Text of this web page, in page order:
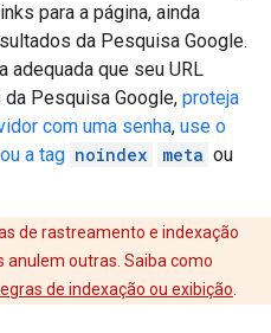
para a página, ainda
da Pesquisa Google.
adequada que seu URL
Pesquisa Google, proteja
com uma senha, use o
a tag noindex meta ou
de rastreamento e indexação
outras. Saiba como
de indexação ou exibição